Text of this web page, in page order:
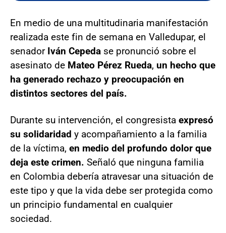
En medio de una multitudinaria manifestación
realizada este fin de semana en Valledupar, el
senador Iván Cepeda se pronunció sobre el
asesinato de Mateo Pérez Rueda, un hecho que
ha generado rechazo y preocupación en
distintos sectores del país.
Durante su intervención, el congresista expresó
su solidaridad y acompañamiento a la familia
de la víctima, en medio del profundo dolor que
deja este crimen. Señaló que ninguna familia
en Colombia debería atravesar una situación de
este tipo y que la vida debe ser protegida como
un principio fundamental en cualquier
sociedad.